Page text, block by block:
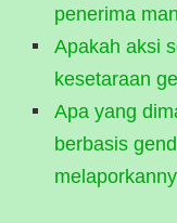
penerima
Apakah aksi
kesetaraan
Apa yang
berbasis